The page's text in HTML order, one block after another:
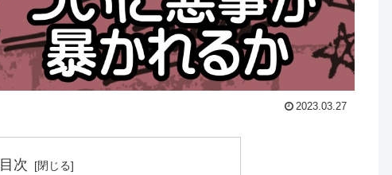
2023.03.27
目次